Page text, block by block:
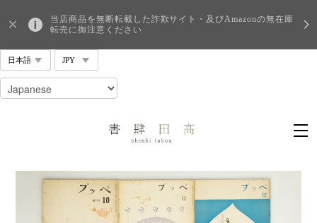
当店商品を無断転載した詐欺サイト・及びAmazonの無在庫
転売に御注意ください